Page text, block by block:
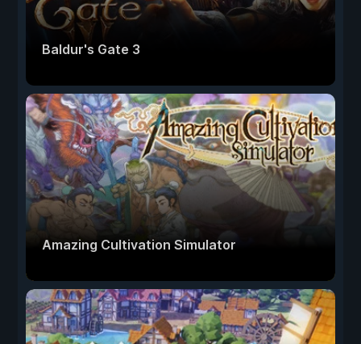
Baldur's Gate 3
Amazing Cultivation Simulator